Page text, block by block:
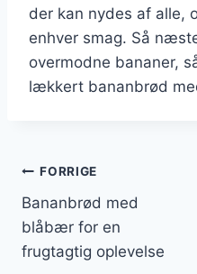
der kan nydes af alle,
enhver smag. Så
overmodne bananer,
lækkert bananbrød
FORRIGE
Bananbrød med
blåbær for en
frugtagtig oplevelse